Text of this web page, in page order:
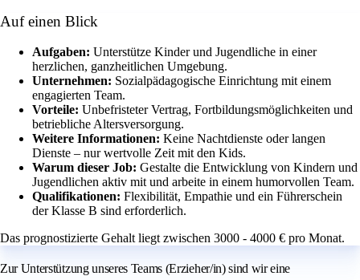
Auf einen Blick
Aufgaben: Unterstütze Kinder und Jugendliche in einer
herzlichen, ganzheitlichen Umgebung.
Unternehmen: Sozialpädagogische Einrichtung mit einem
engagierten Team.
Vorteile: Unbefristeter Vertrag, Fortbildungsmöglichkeiten und
betriebliche Altersversorgung.
Weitere Informationen: Keine Nachtdienste oder langen
Dienste – nur wertvolle Zeit mit den Kids.
Warum dieser Job: Gestalte die Entwicklung von Kindern und
Jugendlichen aktiv mit und arbeite in einem humorvollen Team.
Qualifikationen: Flexibilität, Empathie und ein Führerschein
der Klasse B sind erforderlich.
Das prognostizierte Gehalt liegt zwischen 3000 - 4000 € pro Monat.
Zur Unterstützung unseres Teams (Erzieher/in) sind wir eine